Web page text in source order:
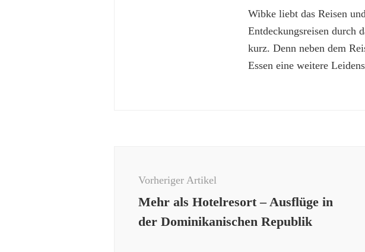
Wibke liebt das Reisen
Entdeckungsreisen durch
kurz. Denn neben dem
Essen eine weitere
Vorheriger Artikel
Mehr als Hotelresort – Ausflüge in
der Dominikanischen Republik